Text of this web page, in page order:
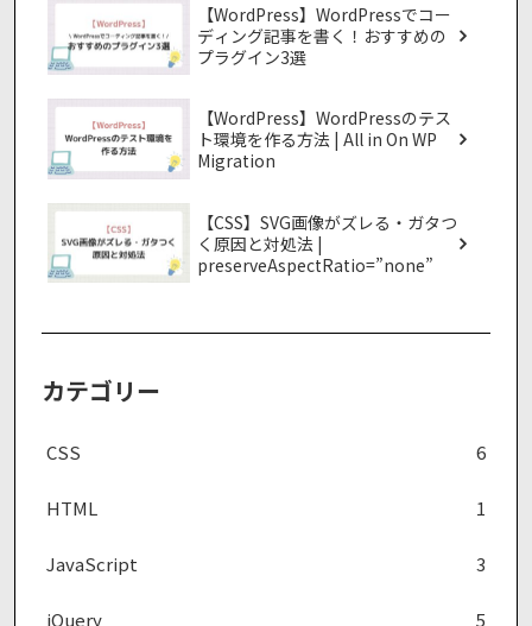
【WordPress】WordPressでコー
ディング記事を書く！おすすめの
プラグイン3選
【WordPress】WordPressのテス
ト環境を作る方法 | All in On WP
Migration
【CSS】SVG画像がズレる・ガタつ
く原因と対処法 |
preserveAspectRatio=”none”
カテゴリー
CSS 6
HTML 1
JavaScript 3
jQuery 5